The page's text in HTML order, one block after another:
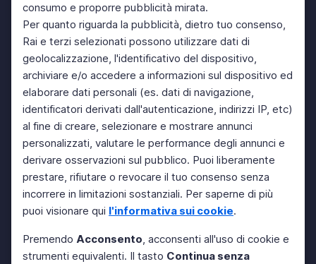
consumo e proporre pubblicità mirata.
Per quanto riguarda la pubblicità, dietro tuo consenso,
Rai e terzi selezionati possono utilizzare dati di
geolocalizzazione, l'identificativo del dispositivo,
archiviare e/o accedere a informazioni sul dispositivo ed
elaborare dati personali (es. dati di navigazione,
identificatori derivati dall'autenticazione, indirizzi IP, etc)
al fine di creare, selezionare e mostrare annunci
personalizzati, valutare le performance degli annunci e
derivare osservazioni sul pubblico. Puoi liberamente
prestare, rifiutare o revocare il tuo consenso senza
incorrere in limitazioni sostanziali. Per saperne di più
puoi visionare qui l'informativa sui cookie.
Premendo Acconsento, acconsenti all'uso di cookie e
strumenti equivalenti. Il tasto Continua senza